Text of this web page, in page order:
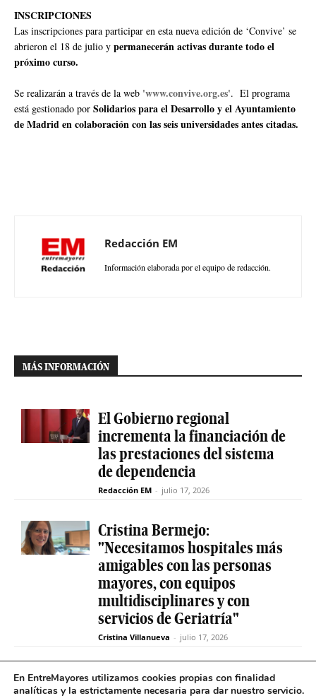
INSCRIPCIONES
Las inscripciones para participar en esta nueva edición de ‘Convive’ se
abrieron el 18 de julio y permanecerán activas durante todo el
próximo curso.
Se realizarán a través de la web 'www.convive.org.es'. El programa
está gestionado por Solidarios para el Desarrollo y el Ayuntamiento
de Madrid en colaboración con las seis universidades antes citadas.
Redacción EM
Información elaborada por el equipo de redacción.
MÁS INFORMACIÓN
El Gobierno regional
incrementa la financiación de
las prestaciones del sistema
de dependencia
Redacción EM - julio 17, 2026
Cristina Bermejo:
"Necesitamos hospitales más
amigables con las personas
mayores, con equipos
multidisciplinares y con
servicios de Geriatría"
Cristina Villanueva - julio 17, 2026
Convive abre el plazo de
En EntreMayores utilizamos cookies propias con finalidad
analíticas y la estrictamente necesaria para dar nuestro servicio.